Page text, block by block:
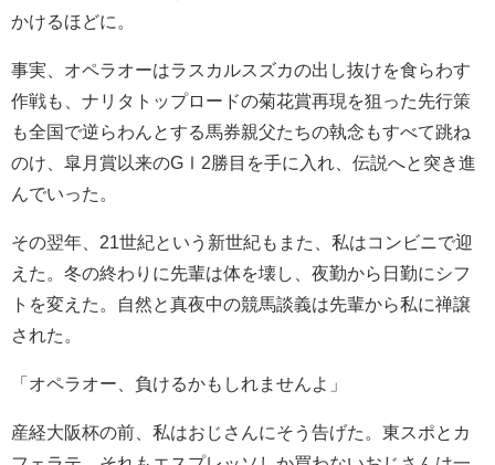
かけるほどに。
事実、オペラオーはラスカルスズカの出し抜けを食らわす
作戦も、ナリタトップロードの菊花賞再現を狙った先行策
も全国で逆らわんとする馬券親父たちの執念もすべて跳ね
のけ、皐月賞以来のGⅠ2勝目を手に入れ、伝説へと突き進
んでいった。
その翌年、21世紀という新世紀もまた、私はコンビニで迎
えた。冬の終わりに先輩は体を壊し、夜勤から日勤にシフ
トを変えた。自然と真夜中の競馬談義は先輩から私に禅譲
された。
「オペラオー、負けるかもしれませんよ」
産経大阪杯の前、私はおじさんにそう告げた。東スポとカ